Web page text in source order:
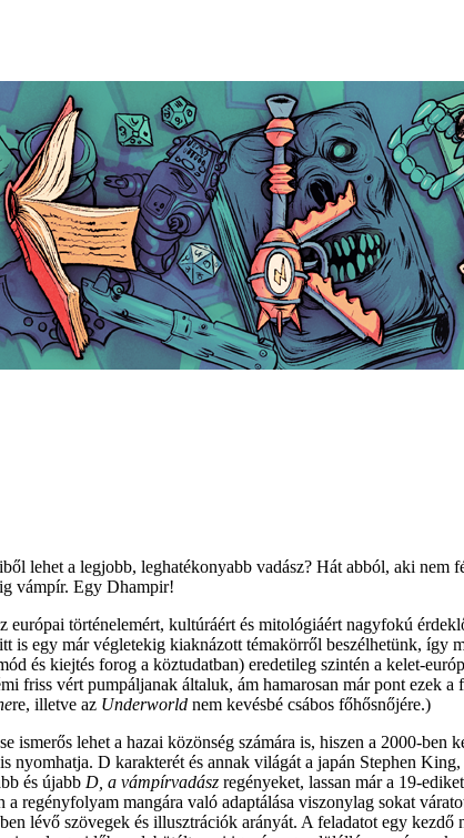
lehet a legjobb, leghatékonyabb vadász? Hát abból, aki
vámpír. Egy Dhampir!
történelemért, kultúráért és mitológiáért nagyfokú
is egy már végletekig kiaknázott témakörről beszélhetünk, így
és kiejtés forog a köztudatban) eredetileg szintén a kelet-
friss vért pumpáljanak általuk, ám hamarosan már pont ezek
re, illetve az Underworld nem kevésbé csábos főhősnőjére.)
ismerős lehet a hazai közönség számára is, hiszen a 2000-ben
nyomhatja. D karakterét és annak világát a japán Stephen
és újabb D, a vámpírvadász regényeket, lassan már a 19-
regényfolyam mangára való adaptálása viszonylag sokat
lévő szövegek és illusztrációk arányát. A feladatot egy